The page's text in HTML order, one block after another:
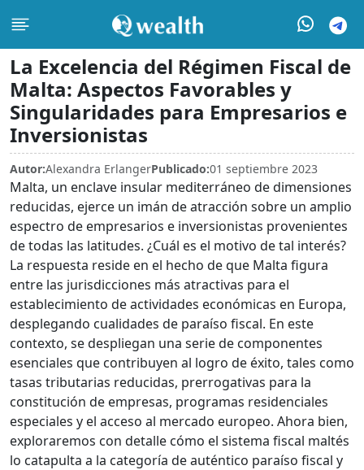
La Excelencia del Régimen Fiscal de
Malta: Aspectos Favorables y
Singularidades para Empresarios e
Inversionistas
Autor:Alexandra ErlangerPublicado:01 septiembre 2023
Malta, un enclave insular mediterráneo de dimensiones
reducidas, ejerce un imán de atracción sobre un amplio
espectro de empresarios e inversionistas provenientes
de todas las latitudes. ¿Cuál es el motivo de tal interés?
La respuesta reside en el hecho de que Malta figura
entre las jurisdicciones más atractivas para el
establecimiento de actividades económicas en Europa,
desplegando cualidades de paraíso fiscal. En este
contexto, se despliegan una serie de componentes
esenciales que contribuyen al logro de éxito, tales como
tasas tributarias reducidas, prerrogativas para la
constitución de empresas, programas residenciales
especiales y el acceso al mercado europeo. Ahora bien,
exploraremos con detalle cómo el sistema fiscal maltés
lo catapulta a la categoría de auténtico paraíso fiscal y